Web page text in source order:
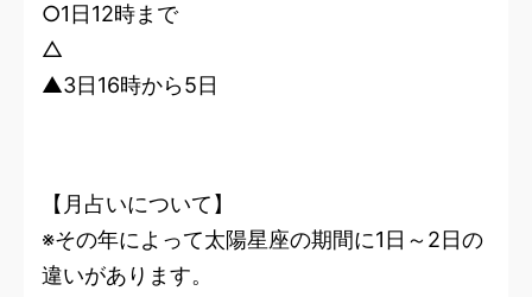
○1日12時まで
△
▲3日16時から5日
【月占いについて】
※その年によって太陽星座の期間に1日～2日の
違いがあります。